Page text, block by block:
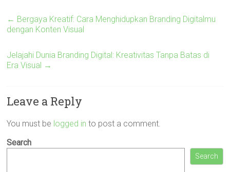
← Bergaya Kreatif: Cara Menghidupkan Branding Digitalmu
dengan Konten Visual
Jelajahi Dunia Branding Digital: Kreativitas Tanpa Batas di
Era Visual →
Leave a Reply
You must be logged in to post a comment.
Search
Search